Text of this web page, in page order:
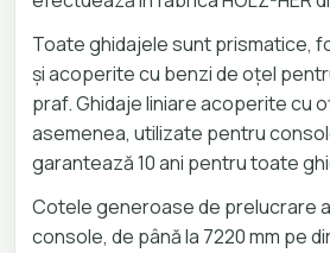
Toate ghidajele sunt prismatice,
și acoperite cu benzi de oțel
praf. Ghidaje liniare acoperite cu
asemenea, utilizate pentru
garantează 10 ani pentru toate
Cotele generoase de prelucrare
console, de până la 7220 mm pe